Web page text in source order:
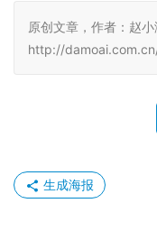
原创文章，作者：赵
http://
生成海报